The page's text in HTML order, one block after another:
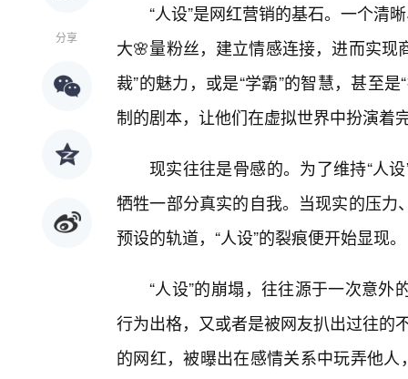
分享
“人设”是网红营销的基石。一个清
大🌸量粉丝，建立情感连接，进而实现
裁”的魅力，或是“学霸”的智慧，甚至
制的剧本，让他们在虚拟世界中扮演着
现实往往是骨感的。为了维持“人
牺牲一部分真实的自我。当现实的压
预设的轨道，“人设”的裂痕便开始显现。
“人设”的崩塌，往往源于一次意
行为出格，又或者是被网友扒出过往的
的网红，被曝出在感情关系中玩弄他